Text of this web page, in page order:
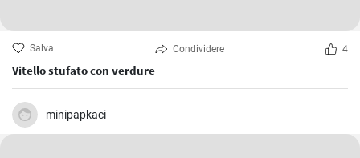
Salva Condividere 4
Vitello stufato con verdure
minipapkaci